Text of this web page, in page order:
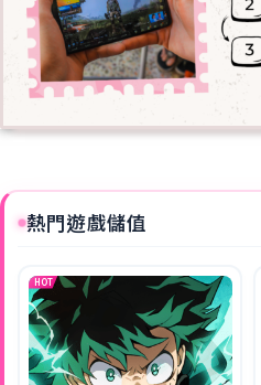
熱門遊戲儲值
HOT